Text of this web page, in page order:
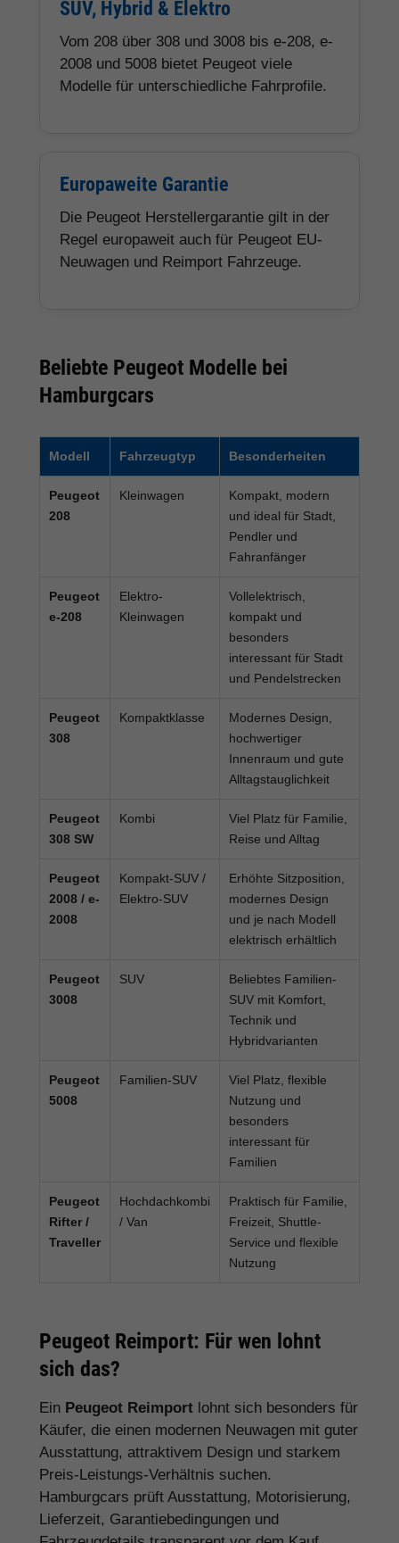
SUV, Hybrid & Elektro
Vom 208 über 308 und 3008 bis e-208, e-
2008 und 5008 bietet Peugeot viele
Modelle für unterschiedliche Fahrprofile.
Europaweite Garantie
Die Peugeot Herstellergarantie gilt in der
Regel europaweit auch für Peugeot EU-
Neuwagen und Reimport Fahrzeuge.
Beliebte Peugeot Modelle bei
Hamburgcars
Modell Fahrzeugtyp Besonderheiten
Peugeot
208
Kleinwagen
Kompakt, modern
und ideal für Stadt,
Pendler und
Fahranfänger
Peugeot
e-208
Elektro-
Kleinwagen
Vollelektrisch,
kompakt und
besonders
interessant für Stadt
und Pendelstrecken
Peugeot
308
Kompaktklasse
Modernes Design,
hochwertiger
Innenraum und gute
Alltagstauglichkeit
Peugeot
308 SW
Kombi
Viel Platz für Familie,
Reise und Alltag
Peugeot
2008 / e-
2008
Kompakt-SUV /
Elektro-SUV
Erhöhte Sitzposition,
modernes Design
und je nach Modell
elektrisch erhältlich
Peugeot
3008
SUV
Beliebtes Familien-
SUV mit Komfort,
Technik und
Hybridvarianten
Peugeot
5008
Familien-SUV
Viel Platz, flexible
Nutzung und
besonders
interessant für
Familien
Peugeot
Rifter /
Traveller
Hochdachkombi
/ Van
Praktisch für Familie,
Freizeit, Shuttle-
Service und flexible
Nutzung
Peugeot Reimport: Für wen lohnt
sich das?
Ein Peugeot Reimport lohnt sich besonders für
Käufer, die einen modernen Neuwagen mit guter
Ausstattung, attraktivem Design und starkem
Preis-Leistungs-Verhältnis suchen.
Hamburgcars prüft Ausstattung, Motorisierung,
Lieferzeit, Garantiebedingungen und